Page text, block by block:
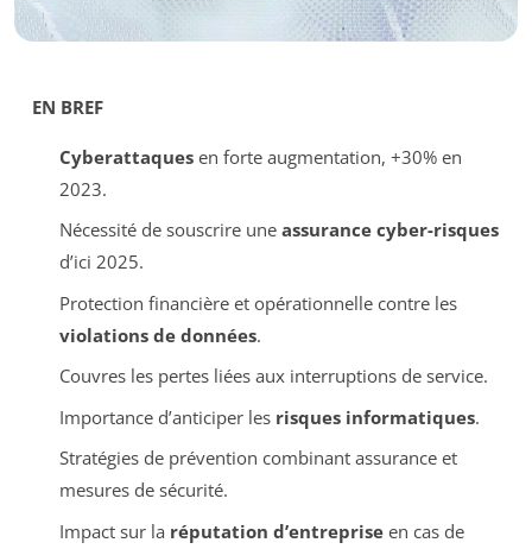
EN BREF
Cyberattaquesen forte augmentation, +30% en
2023.
Nécessité de souscrire une assurance cyber-risques
d’ici 2025.
Protection financière et opérationnelle contre les
violations de données.
Couvres les pertes liées aux interruptions de service.
Importance d’anticiper les risques informatiques.
Stratégies de prévention combinant assurance et
mesures de sécurité.
Impact sur la réputation d’entrepriseen cas de